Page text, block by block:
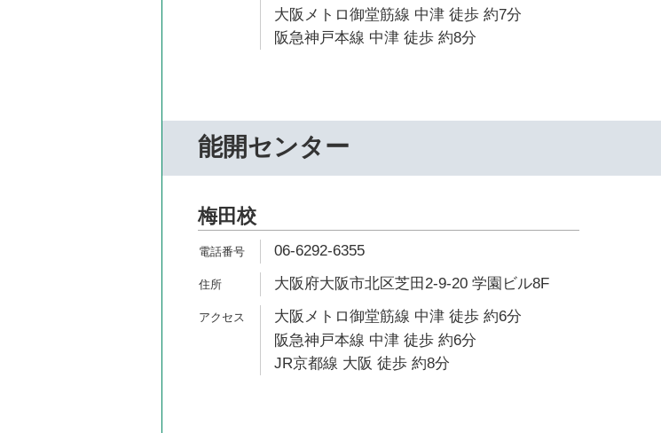
大阪メトロ御堂筋線 中津 徒歩 約7分
阪急神戸本線 中津 徒歩 約8分
能開センター
梅田校
06-6292-6355
大阪府大阪市北区芝田2-9-20 学園ビル8F
大阪メトロ御堂筋線 中津 徒歩 約6分
阪急神戸本線 中津 徒歩 約6分
JR京都線 大阪 徒歩 約8分